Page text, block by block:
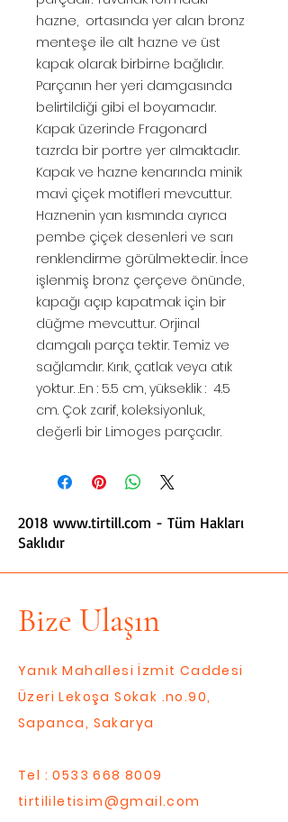
hazne, ortasında yer alan bronz
menteşe ile alt hazne ve üst
kapak olarak birbirne bağlıdır.
Parçanın her yeri damgasında
belirtildiği gibi el boyamadır.
Kapak üzerinde Fragonard
tazrda bir portre yer almaktadır.
Kapak ve hazne kenarında minik
mavi çiçek motifleri mevcuttur.
Haznenin yan kısmında ayrıca
pembe çiçek desenleri ve sarı
renklendirme görülmektedir. İnce
işlenmiş bronz çerçeve önünde,
kapağı açıp kapatmak için bir
düğme mevcuttur. Orjinal
damgalı parça tektir. Temiz ve
sağlamdır. Kırık, çatlak veya atık
yoktur. .En : 5.5 cm, yükseklik : 4.5
cm. Çok zarif, koleksiyonluk,
değerli bir Limoges parçadır.
2018 www.tirtill.com - Tüm Hakları
Saklıdır
Bize Ulaşın
Yanık Mahallesi İzmit Caddesi
Üzeri Lekoşa Sokak .no.90,
Sapanca, Sakarya
Tel :0533 668 8009
tirtililetisim@gmail.com